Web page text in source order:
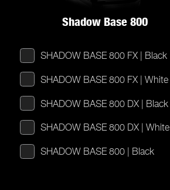
Shadow Base 800
SHADOW BASE 800 FX | Black
SHADOW BASE 800 FX | White
SHADOW BASE 800 DX | Black
SHADOW BASE 800 DX | White
SHADOW BASE 800 | Black